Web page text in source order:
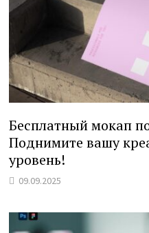
Бесплатный мокап
Поднимите вашу
уровень!
09.09.2025